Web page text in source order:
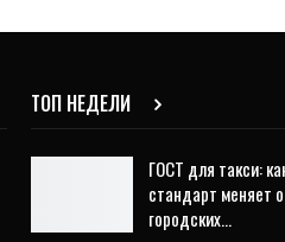
ТОП НЕДЕЛИ
ГОСТ для такси:
стандарт меняет
городских…